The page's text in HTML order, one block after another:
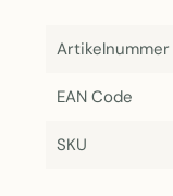
Artikelnummer
EAN Code
SKU